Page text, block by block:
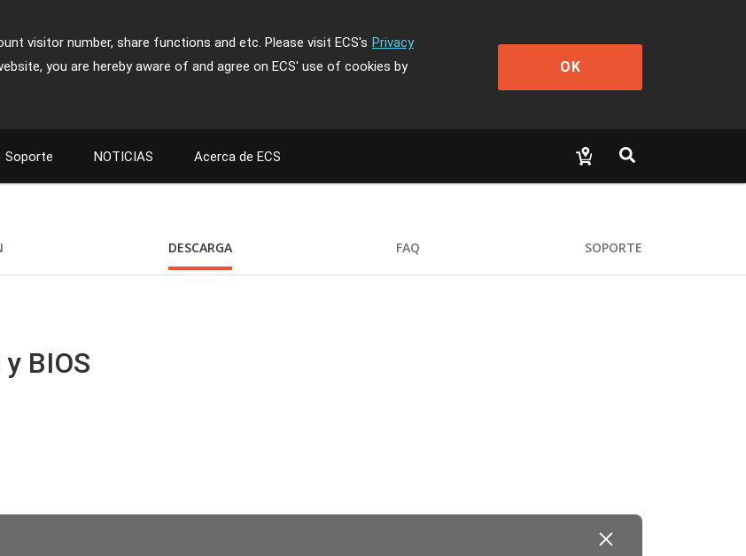
visitor number, share functions and etc. Please visit ECS's Privacy
you are hereby aware of and agree on ECS' use of cookies by
OK
Soporte NOTICIAS Acerca de ECS
DESCARGA FAQ SOPORTE
BIOS